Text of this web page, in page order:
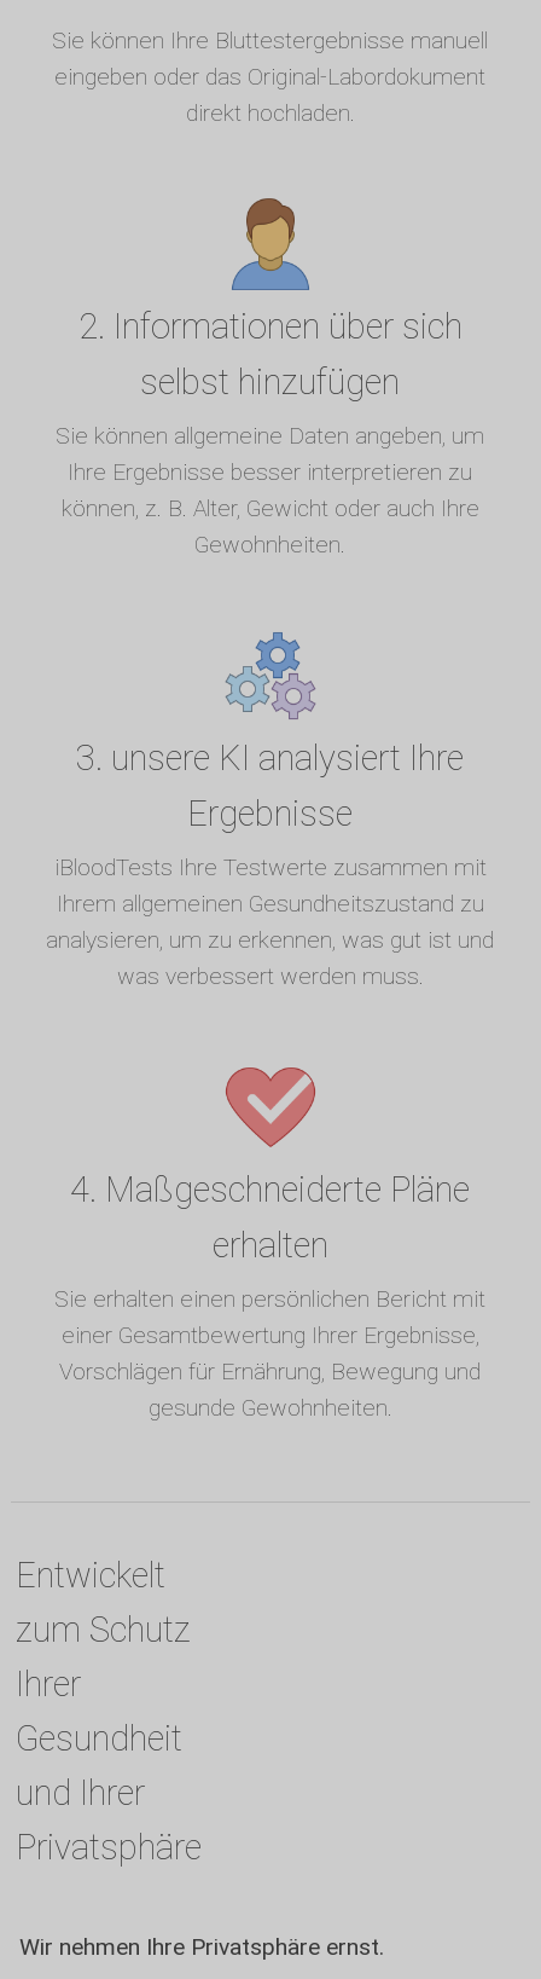
Sie können Ihre Bluttestergebnisse manuell
eingeben oder das Original-Labordokument
direkt hochladen.
2. Informationen über sich
selbst hinzufügen
Sie können allgemeine Daten angeben, um
Ihre Ergebnisse besser interpretieren zu
können, z. B. Alter, Gewicht oder auch Ihre
Gewohnheiten.
3. unsere KI analysiert Ihre
Ergebnisse
iBloodTests Ihre Testwerte zusammen mit
Ihrem allgemeinen Gesundheitszustand zu
analysieren, um zu erkennen, was gut ist und
was verbessert werden muss.
4. Maßgeschneiderte Pläne
erhalten
Sie erhalten einen persönlichen Bericht mit
einer Gesamtbewertung Ihrer Ergebnisse,
Vorschlägen für Ernährung, Bewegung und
gesunde Gewohnheiten.
Entwickelt
zum Schutz
Ihrer
Gesundheit
und Ihrer
Privatsphäre
Wir nehmen Ihre Privatsphäre ernst.